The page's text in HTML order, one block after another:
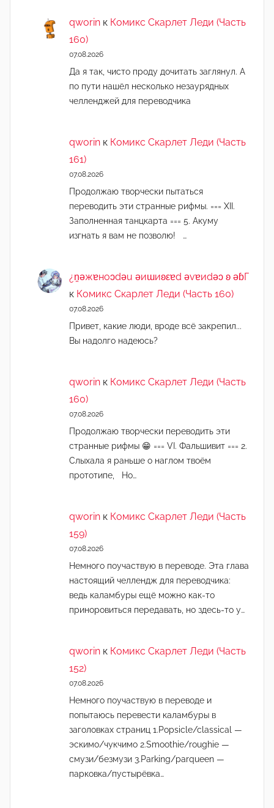
qworin к Комикс Скарлет Леди (Часть
160)
07.08.2026
Да я так, чисто проду дочитать заглянул. А
по пути нашёл несколько незаурядных
челленджей для переводчика
qworin к Комикс Скарлет Леди (Часть
161)
07.08.2026
Продолжаю творчески пытаться
переводить эти странные рифмы. === XII.
Заполненная танцкарта === 5. Акуму
изгнать я вам не позволю! …
¿n̯ǝжɐноɔdǝu ǝиɯиʚεɐd ǝvɐиdǝɔ ʚ ǝɓГ
к Комикс Скарлет Леди (Часть 160)
07.08.2026
Привет, какие люди, вроде всё закрепил...
Вы надолго надеюсь?
qworin к Комикс Скарлет Леди (Часть
160)
07.08.2026
Продолжаю творчески переводить эти
странные рифмы 😁 === VI. Фальшивит === 2.
Слыхала я раньше о наглом твоём
прототипе, Но…
qworin к Комикс Скарлет Леди (Часть
159)
07.08.2026
Немного поучаствую в переводе. Эта глава
настоящий челлендж для переводчика:
ведь каламбуры ещё можно как-то
приноровиться передавать, но здесь-то у…
qworin к Комикс Скарлет Леди (Часть
152)
07.08.2026
Немного поучаствую в переводе и
попытаюсь перевести каламбуры в
заголовках страниц 1.Popsicle/classical —
эскимо/чукчимо 2.Smoothie/roughie —
смузи/безмузи 3.Parking/parqueen —
парковка/пустырёвка…